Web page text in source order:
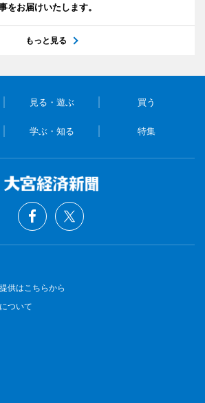
をお届けいたします。
もっと見る
見る・遊ぶ 買う
学ぶ・知る 特集
供はこちらから
ついて